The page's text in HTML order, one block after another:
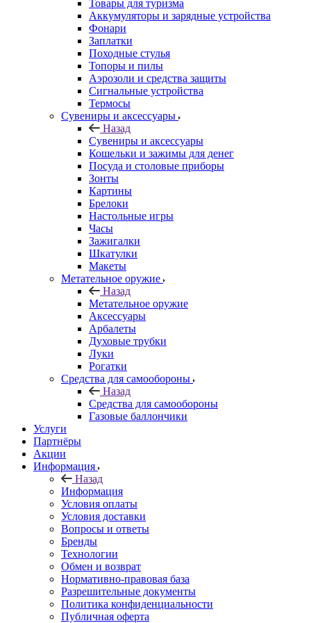
Товары для туризма
Аккумуляторы и зарядные устройства
Фонари
Заплатки
Походные стулья
Топоры и пилы
Аэрозоли и средства защиты
Сигнальные устройства
Термосы
Сувениры и аксессуары
Назад
Сувениры и аксессуары
Кошельки и зажимы для денег
Посуда и столовые приборы
Зонты
Картины
Брелоки
Настольные игры
Часы
Зажигалки
Шкатулки
Макеты
Метательное оружие
Назад
Метательное оружие
Аксессуары
Арбалеты
Духовые трубки
Луки
Рогатки
Средства для самообороны
Назад
Средства для самообороны
Газовые баллончики
Услуги
Партнёры
Акции
Информация
Назад
Информация
Условия оплаты
Условия доставки
Вопросы и ответы
Бренды
Технологии
Обмен и возврат
Нормативно-правовая база
Разрешительные документы
Политика конфиденциальности
Публичная оферта